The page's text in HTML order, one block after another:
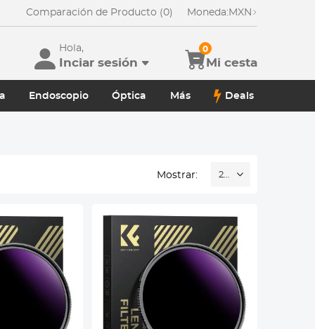
Comparación de Producto (0) Moneda: MXN
Hola,
Inciar sesión Mi cesta
0
Endoscopio Óptica Más Deals
Mostrar: 20